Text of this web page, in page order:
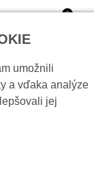
0
BLACK
umožnili
a vďaka analýze
jej